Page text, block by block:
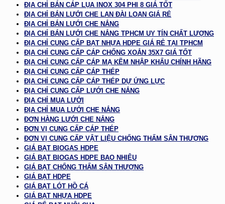
ĐỊA CHỈ BÁN CÁP LỤA INOX 304 PHI 8 GIÁ TỐT
ĐỊA CHỈ BÁN LƯỚI CHE LAN ĐÀI LOAN GIÁ RẺ
ĐỊA CHỈ BÁN LƯỚI CHE NẮNG
ĐỊA CHỈ BÁN LƯỚI CHE NẮNG TPHCM UY TÍN CHẤT LƯỢNG
ĐỊA CHỈ CUNG CẤP BẠT NHỰA HDPE GIÁ RẺ TẠI TPHCM
ĐỊA CHỈ CUNG CẤP CÁP CHỐNG XOẮN 35X7 GIÁ TỐT
ĐỊA CHỈ CUNG CẤP CÁP MẠ KẼM NHẬP KHẨU CHÍNH HÃNG
ĐỊA CHỈ CUNG CẤP CÁP THÉP
ĐỊA CHỈ CUNG CẤP CÁP THÉP DỰ ỨNG LỰC
ĐỊA CHỈ CUNG CẤP LƯỚI CHE NẮNG
ĐỊA CHỈ MUA LƯỚI
ĐỊA CHỈ MUA LƯỚI CHE NẮNG
ĐƠN HÀNG LƯỚI CHE NẮNG
ĐƠN VỊ CUNG CẤP CÁP THÉP
ĐƠN VỊ CUNG CẤP VẬT LIỆU CHỐNG THẤM SÂN THƯỢNG
GIÁ BẠT BIOGAS HDPE
GIÁ BẠT BIOGAS HDPE BAO NHIÊU
GIÁ BẠT CHỐNG THẤM SÂN THƯỢNG
GIÁ BẠT HDPE
GIÁ BẠT LÓT HỒ CÁ
GIÁ BẠT NHỰA HDPE